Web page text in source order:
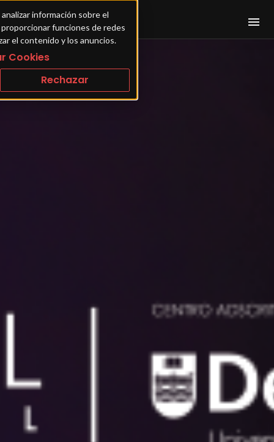
información sobre el
funciones de redes
el contenido y los anuncios.
Cookies
Rechazar